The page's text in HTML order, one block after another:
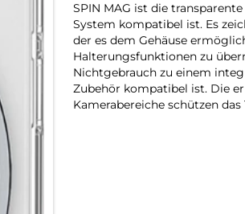
SPIN MAG ist die
System kompatibel ist. Es
der es dem Gehäuse
Halterungsfunktionen zu
Nichtgebrauch zu einem
Zubehör kompatibel ist. Die
Kamerabereiche schützen